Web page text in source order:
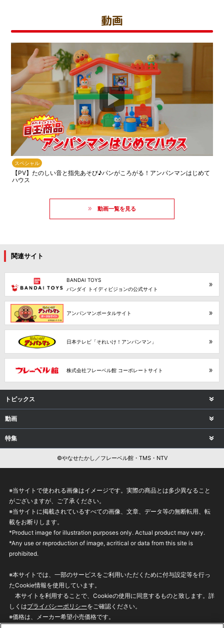
動画
スペシャル
【PV】たのしい音と指先あそび♪パンがころがる！アンパンマンはじめて
ハウス
動画一覧を見る
関連サイト
BANDAI TOYS
バンダイ トイディビジョンの公式サイト
アンパンマンポータルサイト
日本テレビ「それいけ！アンパンマン」
株式会社フレーベル館 コーポレートサイト
トピックス
動画
特集
©やなせたかし／フレーベル館・TMS・NTV
※当サイトで使われる画像はイメージです。実際の商品とは多少異なること
がございますが、ご了承ください。
※当サイトに掲載されているすべての画像、文章、データ等の無断転用、転
載をお断りします。
*Product image for illustration purposes only. Actual product may vary.
*Any use or reproduction of image, acritical or data from this site is
prohibited.
※本サイトでは、一部のサービスをご利用いただくために付与設定等を行っ
たCookie情報を使用しています。
本サイトを利用することで、Cookieの使用に同意するものと致します。詳
しくはプライバシーポリシーをご確認ください。
※価格は、メーカー希望小売価格です。